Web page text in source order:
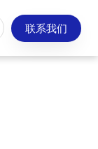
联系我们